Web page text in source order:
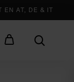
EN AT, DE & IT